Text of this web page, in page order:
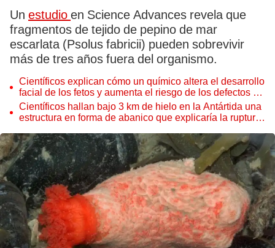
Un estudio en Science Advances revela que
fragmentos de tejido de pepino de mar
escarlata (Psolus fabricii) pueden sobrevivir
más de tres años fuera del organismo.
Científicos explican cómo un químico altera el desarrollo
facial de los fetos y aumenta el riesgo de los defectos de
nacimiento
Científicos hallan bajo 3 km de hielo en la Antártida una
estructura en forma de abanico que explicaría la ruptura